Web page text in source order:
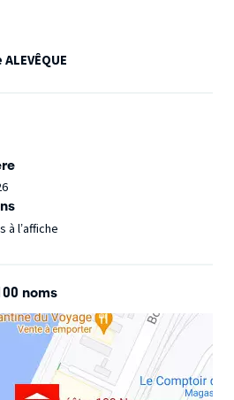
ne renonce pas à prendre les
sans détour : les élections, les
de l’information, mais rire de
projet !
à l’affiche
noms